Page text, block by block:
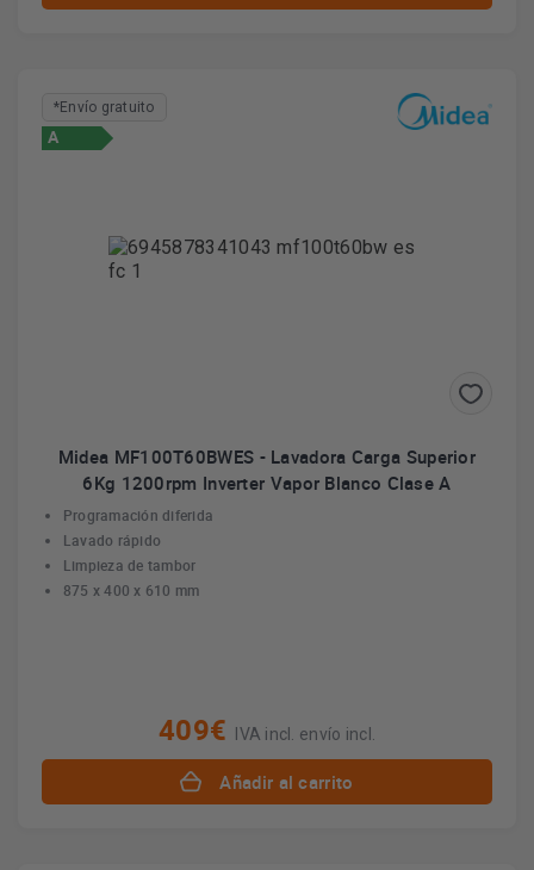
*Envío gratuito
A
Midea MF100T60BWES - Lavadora Carga Superior
6Kg 1200rpm Inverter Vapor Blanco Clase A
Programación diferida
Lavado rápido
Limpieza de tambor
875 x 400 x 610 mm
409€ IVA incl. envío incl.
Añadir al carrito